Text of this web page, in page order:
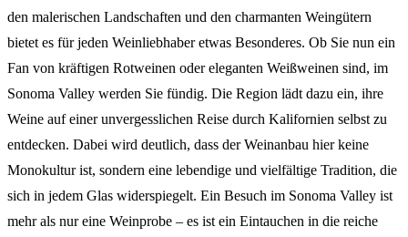
den malerischen Landschaften und den charmanten Weingütern
bietet es für jeden Weinliebhaber etwas Besonderes. Ob Sie nun ein
Fan von kräftigen Rotweinen oder eleganten Weißweinen sind, im
Sonoma Valley werden Sie fündig. Die Region lädt dazu ein, ihre
Weine auf einer unvergesslichen Reise durch Kalifornien selbst zu
entdecken. Dabei wird deutlich, dass der Weinanbau hier keine
Monokultur ist, sondern eine lebendige und vielfältige Tradition, die
sich in jedem Glas widerspiegelt. Ein Besuch im Sonoma Valley ist
mehr als nur eine Weinprobe – es ist ein Eintauchen in die reiche